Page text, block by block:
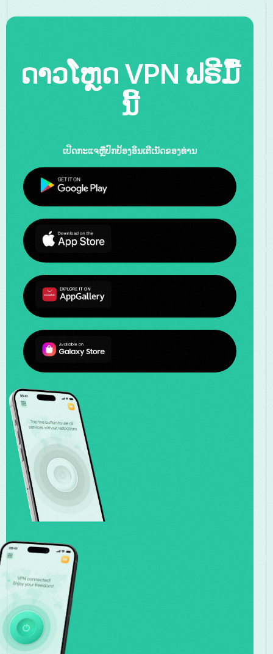
ດາວໂຫຼດ VPN ຟຣີມື້
ນີ້
ເປີດກະແຈຫຼືປົກປ້ອງອິນເຕີເນັດຂອງທ່ານ